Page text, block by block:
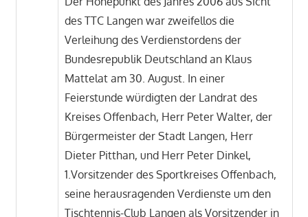
des TTC Langen war zweifellos die
Verleihung des Verdienstordens der
Bundesrepublik Deutschland an Klaus
Mattelat am 30. August. In einer
Feierstunde würdigten der Landrat des
Kreises Offenbach, Herr Peter Walter, der
Bürgermeister der Stadt Langen, Herr
Dieter Pitthan, und Herr Peter Dinkel,
1.Vorsitzender des Sportkreises Offenbach,
seine herausragenden Verdienste um den
Tischtennis-Club Langen als Vorsitzender in